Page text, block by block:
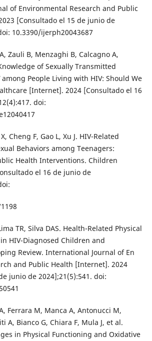
of Environmental Research and Public
[Consultado el 15 de junio de
10.3390/ijerph20043687
Zauli B, Menzaghi B, Calcagno A,
of Sexually Transmitted
People Living with HIV: Should We
[Internet]. 2024 [Consultado el 16
doi:
Cheng F, Gao L, Xu J. HIV-Related
Behaviors among Teenagers:
Health Interventions. Children
el 16 de junio de
TR, Silva DAS. Health-Related Physical
HIV-Diagnosed Children and
Review. International Journal of En
and Public Health [Internet]. 2024
junio de 2024];21(5):541. doi:
Ferrara M, Manca A, Antonucci M,
A, Bianco G, Chiara F, Mula J, et al.
in Physical Functioning and Oxidative